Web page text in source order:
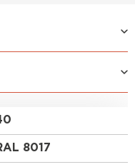
в
Толщина
декоративным
принимает
8017